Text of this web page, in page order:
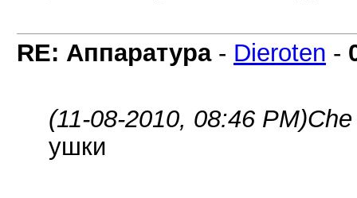
RE: Аппаратура- Dieroten -
(11-08-2010, 08:46 PM)
ушки